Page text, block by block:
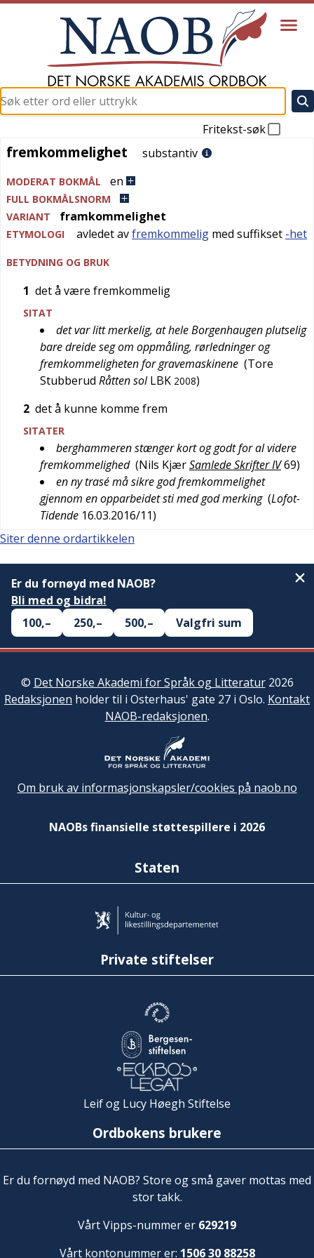
Fritekst-søk
fremkommelighet
fremkommelighet substantiv
MODERAT BOKMÅL en
FULL BOKMÅLSNORM
VARIANT
framkommelighet
ETYMOLOGI avledet avfremkommelig med suffikset -het
BETYDNING OG BRUK
1 det å være fremkommelig
SITAT
det var litt merkelig, at hele Borgenhaugen plutselig
bare dreide seg om oppmåling, rørledninger og
fremkommeligheten for gravemaskinene (Tore
Stubberud Råtten sol LBK 2008)
2 det å kunne komme frem
SITATER
berghammeren stænger kort og godt for al videre
fremkommelighed (Nils KjærSamlede Skrifter IV69)
en ny trasé må sikre god fremkommelighet
gjennom en opparbeidet sti med god merking (Lofot-
Tidende 16.03.2016/11)
Siter denne ordartikkelen
Er du fornøyd med NAOB?
Bli med og bidra!
100,–
250,– 500,– Valgfri sum
© Det Norske Akademi for Språk og Litteratur2026
Redaksjonen holder til i Osterhaus' gate 27 i Oslo. Kontakt
NAOB-redaksjonen.
Om bruk av informasjonskapsler/cookies på naob.no
NAOBs finansielle støttespillere i 2026
Staten
Private stiftelser
Leif og Lucy Høegh Stiftelse
Ordbokens brukere
Er du fornøyd med NAOB? Store og små gaver mottas med
stor takk.
Vårt Vipps-nummer er 629219
Vårt kontonummer er: 1506 30 88258